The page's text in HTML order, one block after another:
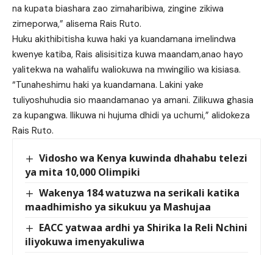
na kupata biashara zao zimaharibiwa, zingine zikiwa
zimeporwa,” alisema Rais Ruto.
Huku akithibitisha kuwa haki ya kuandamana imelindwa
kwenye katiba, Rais alisisitiza kuwa maandam,anao hayo
yalitekwa na wahalifu waliokuwa na mwingilio wa kisiasa.
“Tunaheshimu haki ya kuandamana. Lakini yake
tuliyoshuhudia sio maandamanao ya amani. Zilikuwa ghasia
za kupangwa. Ilikuwa ni hujuma dhidi ya uchumi,” alidokeza
Rais Ruto.
Vidosho wa Kenya kuwinda dhahabu telezi
ya mita 10,000 Olimpiki
Wakenya 184 watuzwa na serikali katika
maadhimisho ya sikukuu ya Mashujaa
EACC yatwaa ardhi ya Shirika la Reli Nchini
iliyokuwa imenyakuliwa